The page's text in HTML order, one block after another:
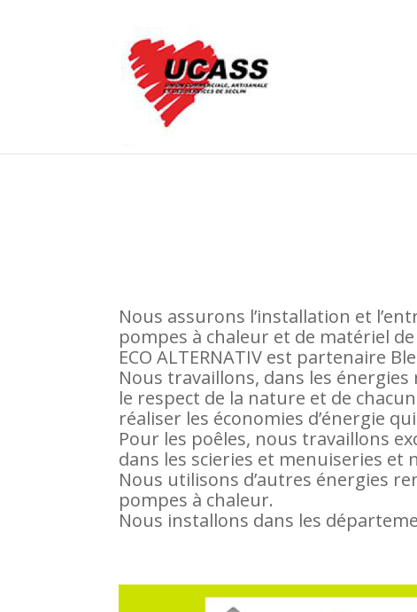
Nous assurons l’installation et
pompes à chaleur et de matériel
ECO ALTERNATIV est partenaire
Nous travaillons, dans les
le respect de la nature et de
réaliser les économies d’énergie
Pour les poêles, nous travaillons
dans les scieries et menuiseries
Nous utilisons d’autres énergies
pompes à chaleur.
Nous installons dans les